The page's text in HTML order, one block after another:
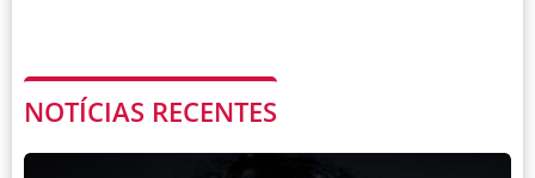
NOTÍCIAS RECENTES